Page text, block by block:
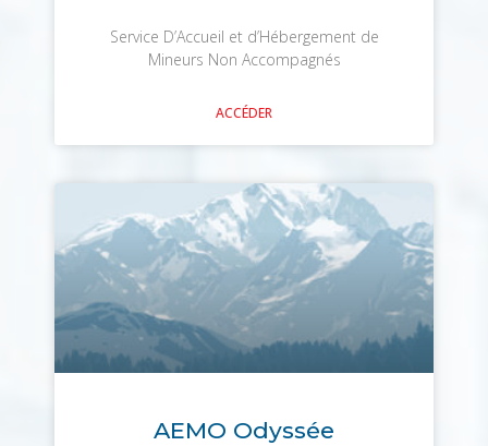
Service D’Accueil et d’Hébergement de
Mineurs Non Accompagnés
ACCÉDER
AEMO Odyssée